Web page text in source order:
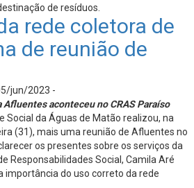
de resíduos.
rede coletora de
de reunião de
jun/2023 -
Afluentes aconteceu no CRAS Paraíso
Social da Águas de Matão realizou, na
(31), mais uma reunião de Afluentes no
os presentes sobre os serviços da
Responsabilidades Social, Camila Aré
importância do uso correto da rede